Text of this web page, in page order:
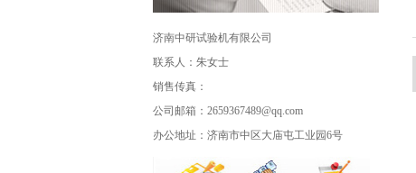
济南中研试验机有限公司
联系人：朱女士
销售传真：
公司邮箱：2659367489@qq.com
办公地址：济南市中区大庙屯工业园6号